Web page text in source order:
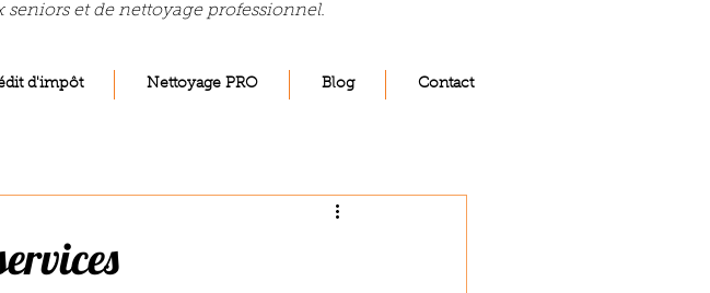
seniors et de nettoyage professionnel.
d'impôt Nettoyage PRO Blog Contact